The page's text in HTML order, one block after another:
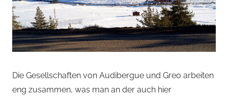
Die Gesellschaften von Audibergue und Greo arbeiten
eng zusammen, was man an der auch hier